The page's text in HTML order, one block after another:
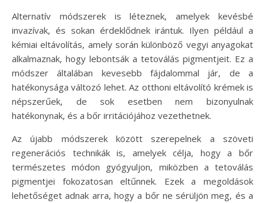
Alternatív módszerek is léteznek, amelyek kevésbé
invazívak, és sokan érdeklődnek irántuk. Ilyen például a
kémiai eltávolítás, amely során különböző vegyi anyagokat
alkalmaznak, hogy lebontsák a tetoválás pigmentjeit. Ez a
módszer általában kevesebb fájdalommal jár, de a
hatékonysága változó lehet. Az otthoni eltávolító krémek is
népszerűek, de sok esetben nem bizonyulnak
hatékonynak, és a bőr irritációjához vezethetnek.
Az újabb módszerek között szerepelnek a szöveti
regenerációs technikák is, amelyek célja, hogy a bőr
természetes módon gyógyuljon, miközben a tetoválás
pigmentjei fokozatosan eltűnnek. Ezek a megoldások
lehetőséget adnak arra, hogy a bőr ne sérüljön meg, és a